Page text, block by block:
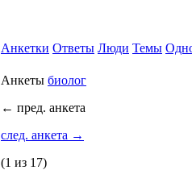
Анкетки Ответы Люди Темы
Анкеты биолог
← пред. анкета
след. анкета →
(1 из 17)